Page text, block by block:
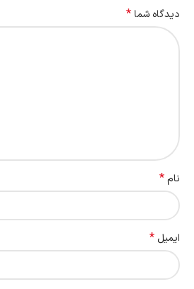
دیدگاه شما*
نام*
ایمیل *